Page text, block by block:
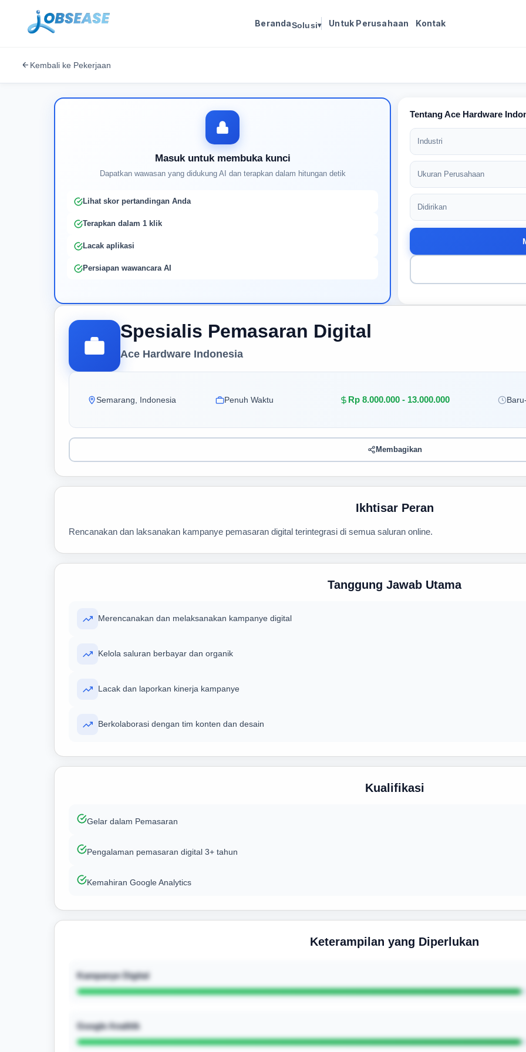
BerandaSolusi▾ Untuk Perusahaan Kontak
Kembali ke Pekerjaan
Spesialis Pemasaran Digital
Ace Hardware Indonesia
Semarang, Indonesia Penuh Waktu Rp 8.000.000 - 13.000.000
Membagikan
Ikhtisar Peran
Rencanakan dan laksanakan kampanye pemasaran digital terintegrasi di semua saluran online.
Tanggung Jawab Utama
Merencanakan dan melaksanakan kampanye digital
Kelola saluran berbayar dan organik
Lacak dan laporkan kinerja kampanye
Berkolaborasi dengan tim konten dan desain
Kualifikasi
Gelar dalam Pemasaran
Pengalaman pemasaran digital 3+ tahun
Kemahiran Google Analytics
Keterampilan yang Diperlukan
Kampanye Digital
Google Analitik
Masuk untuk membuka kunci
Dapatkan wawasan yang didukung AI dan terapkan dalam hitungan detik
Lihat skor pertandingan Anda
Terapkan dalam 1 klik
Lacak aplikasi
Persiapan wawancara AI
Tentang Ace Hardware
Industri
Ukuran Perusahaan
Didirikan